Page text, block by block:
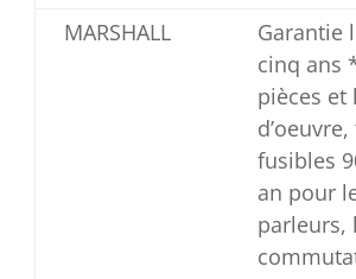
MARSHALL
Garantie
cinq ans
pièces et
fusibles
an pour
parleurs,